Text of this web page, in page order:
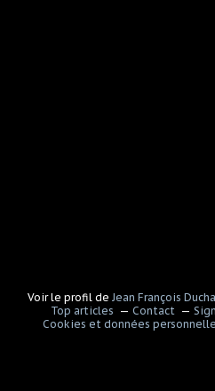
Voir le profil de Jean François
Top articles
Contact
Cookies et données